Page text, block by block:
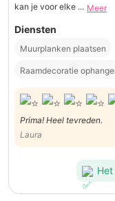
kan je voor elke ... Meer
Diensten
Muurplanken plaatsen
Raamdecoratie
Prima! Heel tevreden.
Laura